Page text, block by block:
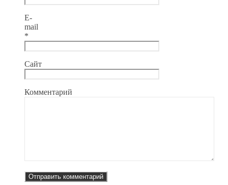
E-
mail
*
Сайт
Комментарий